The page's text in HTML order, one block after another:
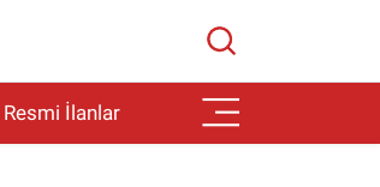
Resmi İlanlar